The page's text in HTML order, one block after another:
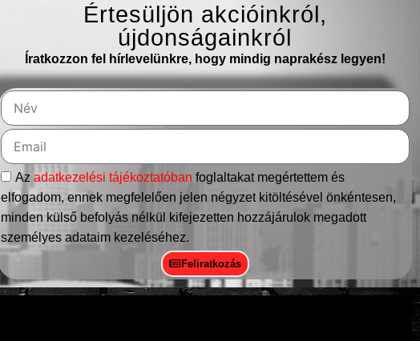
Értesüljön akcióinkról,
újdonságainkról
Íratkozzon fel hírlevelünkre, hogy mindig naprakész legyen!
Az adatkezelési tájékoztatóban foglaltakat megértettem és
elfogadom, ennek megfelelően jelen négyzet kitöltésével önkéntesen,
minden külső befolyás nélkül kifejezetten hozzájárulok megadott
személyes adataim kezeléséhez.
Feliratkozás